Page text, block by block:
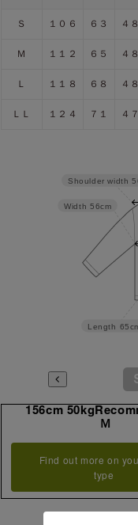
Ｓ １０６ ６３ ４８
Ｍ １１２ ６５ ４８
Ｌ １１８ ６８ ４８
ＬＬ １２４ ７１ ４７
Length
Width 56cm
Shoulder width
156cm
Ｍ
Find out more on
type